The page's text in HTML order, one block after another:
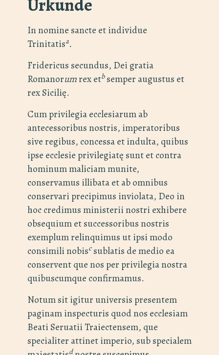
Urkunde
In nomine sancte et individue
Trinitatisa.
Fridericus secundus, Dei gratia
Romanorumrex etbsemper augustus et
rex Sicilię.
Cum privilegia ecclesiarum ab
antecessoribus nostris, imperatoribus
sive regibus, concessa et indulta, quibus
ipse ecclesie privilegiatę sunt et contra
hominum maliciam munite,
conservamus illibata et ab omnibus
conservari precipimus inviolata, Deo in
hoc credimus ministerii nostri exhibere
obsequium et successoribus nostris
exemplum relinquimus ut ipsi modo
consimili nobiscsublatis de medio ea
conservent que nos per privilegia nostra
quibuscumque confirmamus.
Notum sit igitur universis presentem
paginam inspecturis quod nos ecclesiam
Beati Seruatii Traiectensem, que
specialiter attinet imperio, sub specialem
d